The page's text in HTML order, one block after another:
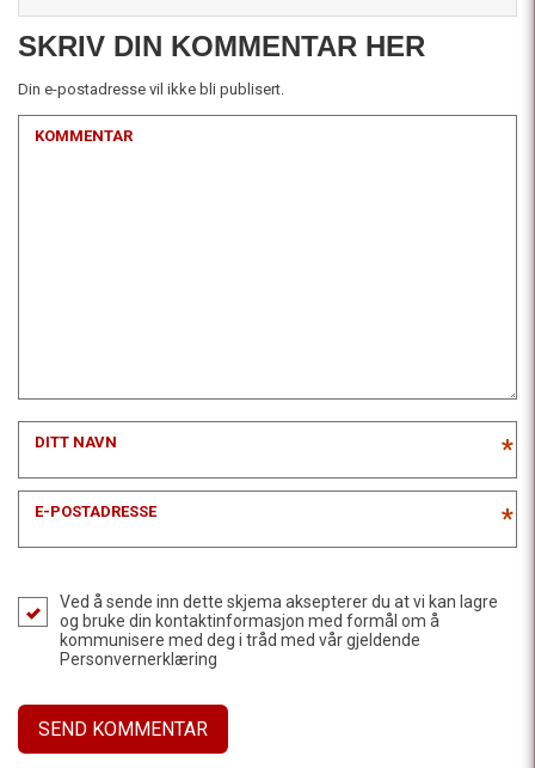
SKRIV DIN KOMMENTAR HER
Din e-postadresse vil ikke bli publisert.
KOMMENTAR
DITT NAVN *
E-POSTADRESSE *
Ved å sende inn dette skjema aksepterer du at vi kan lagre
og bruke din kontaktinformasjon med formål om å
kommunisere med deg i tråd med vår gjeldende
Personvernerklæring